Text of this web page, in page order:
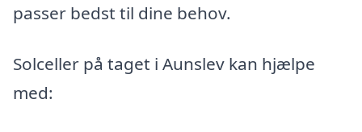
passer bedst til dine behov.
Solceller på taget i Aunslev kan hjælpe
med: